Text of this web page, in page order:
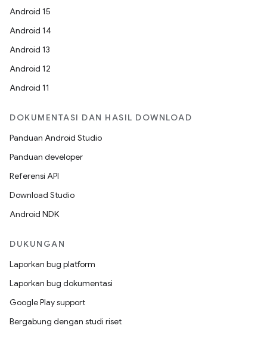
Android 15
Android 14
Android 13
Android 12
Android 11
DOKUMENTASI DAN HASIL DOWNLOAD
Panduan Android Studio
Panduan developer
Referensi API
Download Studio
Android NDK
DUKUNGAN
Laporkan bug platform
Laporkan bug dokumentasi
Google Play support
Bergabung dengan studi riset